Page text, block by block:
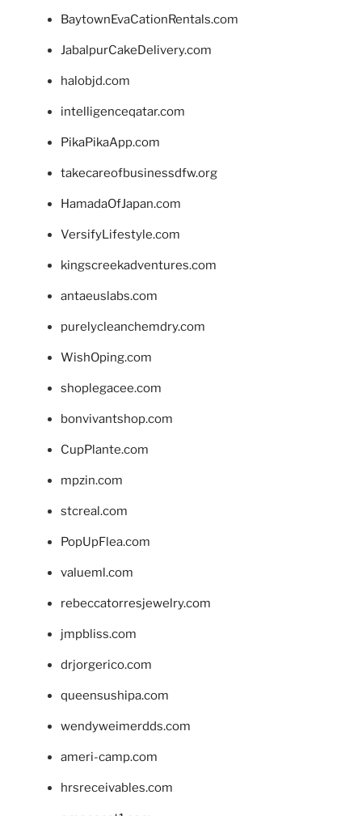
BaytownEvaCationRentals.com
JabalpurCakeDelivery.com
halobjd.com
intelligenceqatar.com
PikaPikaApp.com
takecareofbusinessdfw.org
HamadaOfJapan.com
VersifyLifestyle.com
kingscreekadventures.com
antaeuslabs.com
purelycleanchemdry.com
WishOping.com
shoplegacee.com
bonvivantshop.com
CupPlante.com
mpzin.com
stcreal.com
PopUpFlea.com
valueml.com
rebeccatorresjewelry.com
jmpbliss.com
drjorgerico.com
queensushipa.com
wendyweimerdds.com
ameri-camp.com
hrsreceivables.com